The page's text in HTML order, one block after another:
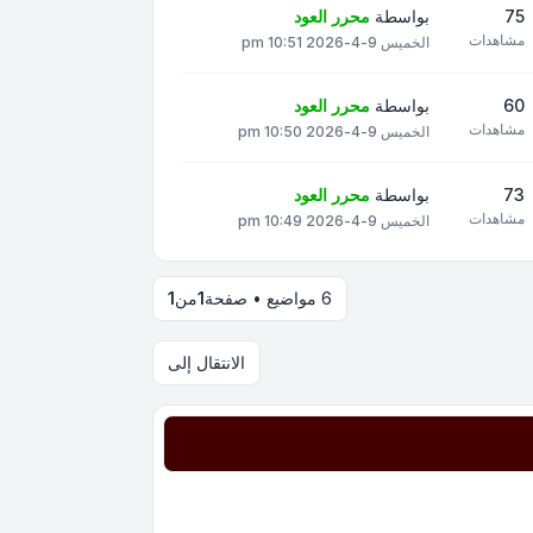
75
مشاهدات
بواسطة محرر العود
الخميس 9-4-2026 10:51 pm
60
مشاهدات
بواسطة محرر العود
الخميس 9-4-2026 10:50 pm
73
مشاهدات
بواسطة محرر العود
الخميس 9-4-2026 10:49 pm
6 مواضيع • صفحة 1من1
الانتقال إلى